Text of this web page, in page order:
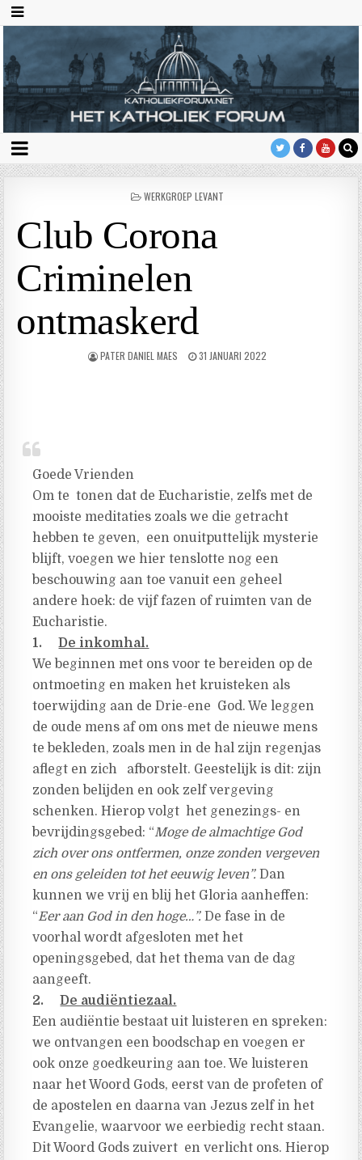
GEPLAATST
WERKGROEP LEVANT
Club Corona
Criminelen
ontmaskerd
PATER DANIEL MAES 31 JANUARI 2022
Goede Vrienden
Om te tonen dat de Eucharistie, zelfs met de
mooiste meditaties zoals we die getracht
hebben te geven, een onuitputtelijk mysterie
blijft, voegen we hier tenslotte nog een
beschouwing aan toe vanuit een geheel
andere hoek: de vijf fazen of ruimten van de
Eucharistie.
1.De inkomhal.
We beginnen met ons voor te bereiden op de
ontmoeting en maken het kruisteken als
toerwijding aan de Drie-ene God. We leggen
de oude mens af om ons met de nieuwe mens
te bekleden, zoals men in de hal zijn regenjas
aflegt en zich afborstelt. Geestelijk is dit: zijn
zonden belijden en ook zelf vergeving
schenken. Hierop volgt het genezings- en
bevrijdingsgebed: “Moge de almachtige God
zich over ons ontfermen, onze zonden vergeven
en ons geleiden tot het eeuwig leven”.Dan
kunnen we vrij en blij het Gloria aanheffen:
“Eer aan God in den hoge…”.De fase in de
voorhal wordt afgesloten met het
openingsgebed, dat het thema van de dag
aangeeft.
2.De audiëntiezaal.
Een audiëntie bestaat uit luisteren en spreken:
we ontvangen een boodschap en voegen er
ook onze goedkeuring aan toe. We luisteren
naar het Woord Gods, eerst van de profeten of
de apostelen en daarna van Jezus zelf in het
Evangelie, waarvoor we eerbiedig recht staan.
Dit Woord Gods zuivert en verlicht ons. Hierop